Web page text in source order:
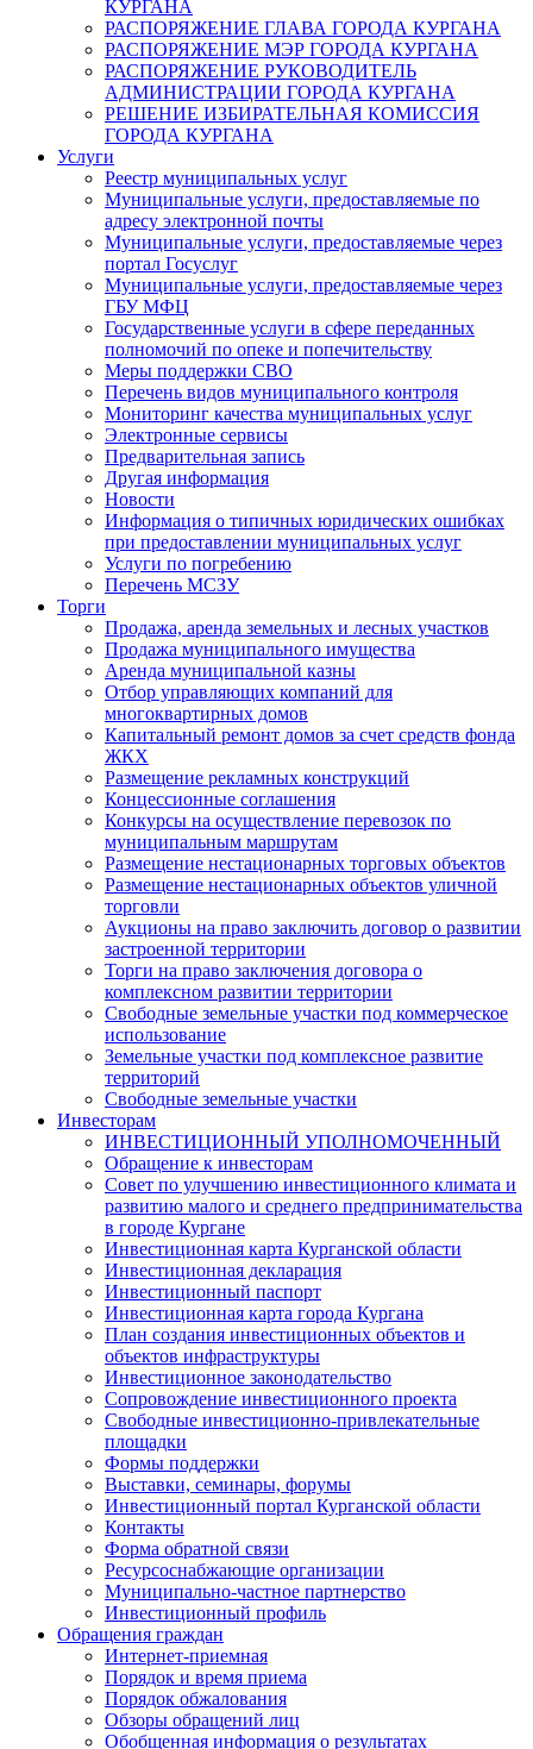
КУРГАНА
РАСПОРЯЖЕНИЕ ГЛАВА ГОРОДА КУРГАНА
РАСПОРЯЖЕНИЕ МЭР ГОРОДА КУРГАНА
РАСПОРЯЖЕНИЕ РУКОВОДИТЕЛЬ
АДМИНИСТРАЦИИ ГОРОДА КУРГАНА
РЕШЕНИЕ ИЗБИРАТЕЛЬНАЯ КОМИССИЯ
ГОРОДА КУРГАНА
Услуги
Реестр муниципальных услуг
Муниципальные услуги, предоставляемые по
адресу электронной почты
Муниципальные услуги, предоставляемые через
портал Госуслуг
Муниципальные услуги, предоставляемые через
ГБУ МФЦ
Государственные услуги в сфере переданных
полномочий по опеке и попечительству
Меры поддержки СВО
Перечень видов муниципального контроля
Мониторинг качества муниципальных услуг
Электронные сервисы
Предварительная запись
Другая информация
Новости
Информация о типичных юридических ошибках
при предоставлении муниципальных услуг
Услуги по погребению
Перечень МСЗУ
Торги
Продажа, аренда земельных и лесных участков
Продажа муниципального имущества
Аренда муниципальной казны
Отбор управляющих компаний для
многоквартирных домов
Капитальный ремонт домов за счет средств фонда
ЖКХ
Размещение рекламных конструкций
Концессионные соглашения
Конкурсы на осуществление перевозок по
муниципальным маршрутам
Размещение нестационарных торговых объектов
Размещение нестационарных объектов уличной
торговли
Аукционы на право заключить договор о развитии
застроенной территории
Торги на право заключения договора о
комплексном развитии территории
Свободные земельные участки под коммерческое
использование
Земельные участки под комплексное развитие
территорий
Свободные земельные участки
Инвесторам
ИНВЕСТИЦИОННЫЙ УПОЛНОМОЧЕННЫЙ
Обращение к инвесторам
Совет по улучшению инвестиционного климата и
развитию малого и среднего предпринимательства
в городе Кургане
Инвестиционная карта Курганской области
Инвестиционная декларация
Инвестиционный паспорт
Инвестиционная карта города Кургана
План создания инвестиционных объектов и
объектов инфраструктуры
Инвестиционное законодательство
Сопровождение инвестиционного проекта
Свободные инвестиционно-привлекательные
площадки
Формы поддержки
Выставки, семинары, форумы
Инвестиционный портал Курганской области
Контакты
Форма обратной связи
Ресурсоснабжающие организации
Муниципально-частное партнерство
Инвестиционный профиль
Обращения граждан
Интернет-приемная
Порядок и время приема
Порядок обжалования
Обзоры обращений лиц
Обобщенная информация о результатах